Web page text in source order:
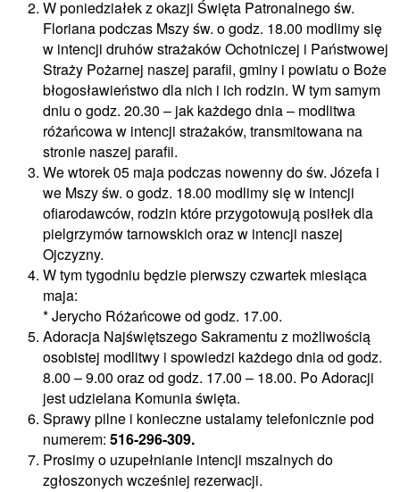
W poniedziałek z okazji Święta Patronalnego św.
Floriana podczas Mszy św. o godz. 18.00 modlimy się
w intencji druhów strażaków Ochotniczej i Państwowej
Straży Pożarnej naszej parafii, gminy i powiatu o Boże
błogosławieństwo dla nich i ich rodzin. W tym samym
dniu o godz. 20.30 – jak każdego dnia – modlitwa
różańcowa w intencji strażaków, transmitowana na
stronie naszej parafii.
We wtorek 05 maja podczas nowenny do św. Józefa i
we Mszy św. o godz. 18.00 modlimy się w intencji
ofiarodawców, rodzin które przygotowują posiłek dla
pielgrzymów tarnowskich oraz w intencji naszej
Ojczyzny.
W tym tygodniu będzie pierwszy czwartek miesiąca
maja:
* Jerycho Różańcowe od godz. 17.00.
Adoracja Najświętszego Sakramentu z możliwością
osobistej modlitwy i spowiedzi każdego dnia od godz.
8.00 – 9.00 oraz od godz. 17.00 – 18.00. Po Adoracji
jest udzielana Komunia święta.
Sprawy pilne i konieczne ustalamy telefonicznie pod
numerem: 516-296-309.
Prosimy o uzupełnianie intencji mszalnych do
zgłoszonych wcześniej rezerwacji.